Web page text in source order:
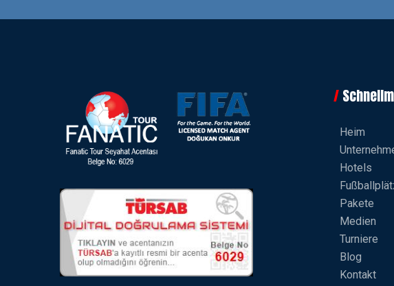
Heim
Hotels
Pakete
Medien
Turniere
Blog
Kontakt